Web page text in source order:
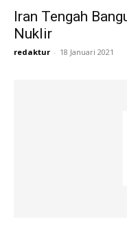
Iran Tengah
Nuklir
redaktur - 18 Januari 2021